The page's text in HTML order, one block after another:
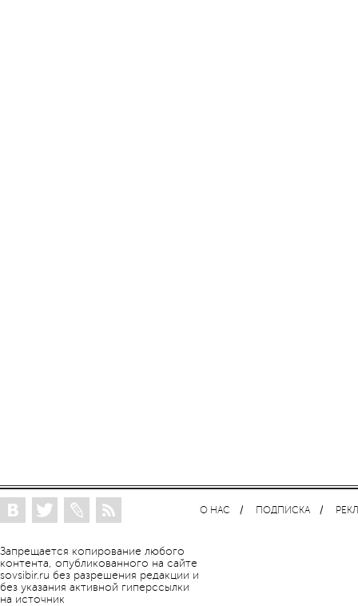
Запрещается копирование любого
контента, опубликованного на сайте
sovsibir.ru без разрешения редакции и
без указания активной гиперссылки
на источник
О НАС ПОДПИСКА